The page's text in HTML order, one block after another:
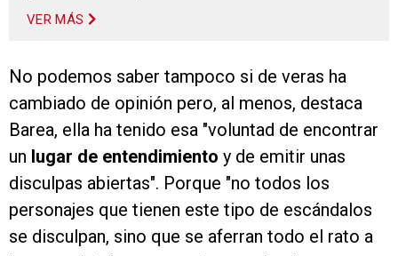
VER MÁS
No podemos saber tampoco si de veras ha
cambiado de opinión pero, al menos, destaca
Barea, ella ha tenido esa "voluntad de encontrar
un lugar de entendimiento y de emitir unas
disculpas abiertas". Porque "no todos los
personajes que tienen este tipo de escándalos
se disculpan, sino que se aferran todo el rato a